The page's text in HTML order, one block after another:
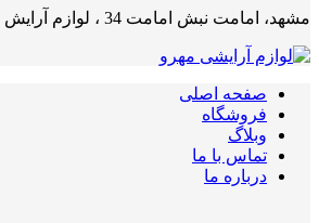
مشهد، امامت نبش امامت 34 ، لوازم آرایش مهرو
صفحه اصلی
فروشگاه
وبلاگ
تماس با ما
درباره ما